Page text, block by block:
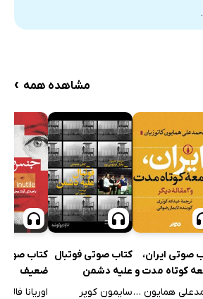
مشاهده همه ›
صوتی ایران،
کوتاه مدت و
محمدعلی همایون کاتوزیان
کتاب صوتی فوتبال
علیه دشمن
سایمون کوپر
کتاب
ضعیف
اوریانا